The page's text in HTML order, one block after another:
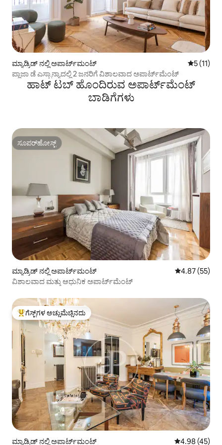
ಮ್ಯಾಡ್ರಿಡ್ ನಲ್ಲಿ ಅಪಾರ್ಟ್‌ಮಂಟ್ 5 ರಲ್ಲಿ 5
5 (11)
ಪ್ಲಾಜಾ ಡೆ ಎಸ್ಪಾನ್ಯಾದಲ್ಲಿ 2 ಜನರಿಗೆ ವಿಶಾಲವಾದ ಅಪಾರ್ಟ್‌ಮೆಂಟ್
ಹಾಟ್ ಟಬ್ ಹೊಂದಿರುವ ಅಪಾರ್ಟ್‌ಮೆಂಟ್
ಬಾಡಿಗೆಗಳು
ಸೂಪರ್‌ಹೋಸ್ಟ್
ಸೂಪರ್‌ಹೋಸ್ಟ್
ಮ್ಯಾಡ್ರಿಡ್ ನಲ್ಲಿ ಅಪಾರ್ಟ್‌ಮಂಟ್ 5 ರಲ್ಲಿ 4.87
4.87 (55)
ವಿಶಾಲವಾದ ಮತ್ತು ಆಧುನಿಕ ಅಪಾರ್ಟ್‌ಮೆಂಟ್
ಗೆಸ್ಟ್‌ಗಳಿಗೆ ಅತಿ ಹೆಚ್ಚು ಅಚ್ಚುಮೆಚ್ಚಿನದು
ಗೆಸ್ಟ್‌ಗಳ ಅಚ್ಚುಮೆಚ್ಚಿನದು
ಮ್ಯಾಡ್ರಿಡ್ ನಲ್ಲಿ ಅಪಾರ್ಟ್‌ಮಂಟ್ 5 ರಲ್ಲಿ 4.98
4.98 (45)